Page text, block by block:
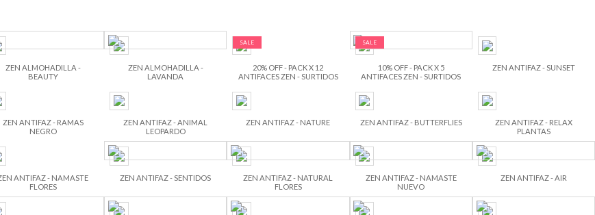
ZEN ALMOHADILLA -
BEAUTY
ZEN ALMOHADILLA -
LAVANDA
SALE
20% OFF - PACK X 12
ANTIFACES ZEN - SURTIDOS
SALE
10% OFF - PACK X 5
ANTIFACES ZEN - SURTIDOS
ZEN ANTIFAZ - SUNSET
ZEN ANTIFAZ - RAMAS
NEGRO
ZEN ANTIFAZ - ANIMAL
LEOPARDO
ZEN ANTIFAZ - NATURE ZEN ANTIFAZ - BUTTERFLIES
ZEN ANTIFAZ - RELAX
PLANTAS
ANTIFAZ - NAMASTE
FLORES
ZEN ANTIFAZ - SENTIDOS
ZEN ANTIFAZ - NATURAL
FLORES
ZEN ANTIFAZ - NAMASTE
NUEVO
ZEN ANTIFAZ - AIR